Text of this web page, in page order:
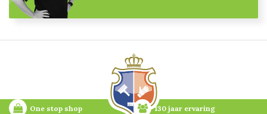
One stop shop 130 jaar ervaring